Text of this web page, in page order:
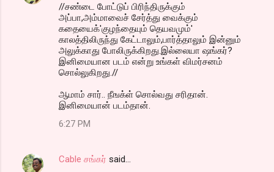
//சண்டை போட்டுப் பிரிந்திருக்கும்
அப்பா,அம்மாவைச் சேர்த்து வைக்கும்
கதையைக்'குழந்தையும் தெயவமும்'
காலத்திலிருந்து கேட்டாலும்,பார்த்தாலும் இன்னும்
அலுக்காது போலிருக்கிறது.இல்லையா ஷங்கர்?
இனிமையான படம் என்று உங்கள் விமர்சனம்
சொல்லுகிறது.//
ஆமாம் சார்.. நீஙக்ள் சொல்வது சரிதான்.
இனிமையான் படம்தான்.
6:27 PM
Cable சங்கர் said…